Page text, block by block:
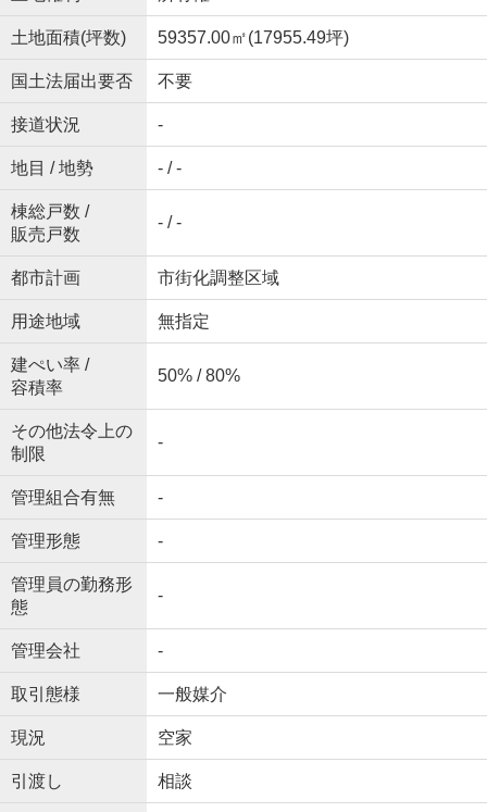
土地面積(坪数) 59357.00㎡(17955.49坪)
国土法届出要否 不要
接道状況 -
地目 / 地勢 - / -
棟総戸数 /
販売戸数
- / -
都市計画 市街化調整区域
用途地域 無指定
建ぺい率 /
容積率
50% / 80%
その他法令上の
制限
-
管理組合有無 -
管理形態 -
管理員の勤務形
態
-
管理会社 -
取引態様 一般媒介
現況 空家
引渡し 相談